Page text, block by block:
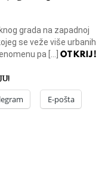
grada na zapadnoj
se veže više urbanih
pa […] OTKRIJ!
E-pošta